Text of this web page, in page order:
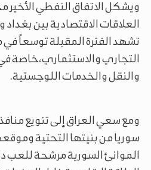
ويشكل الاتفاق النفطي
العلاقات الاقتصادية بين
تشهد الفترة المقبلة توسعاً في
التجاري والاستثماري، خاصة
والنقل والخدمات اللوجستية.
ومع سعي العراق إلى تنويع
سوريا من بنيتها التحتية
الموانئ السورية مرشحة للعب